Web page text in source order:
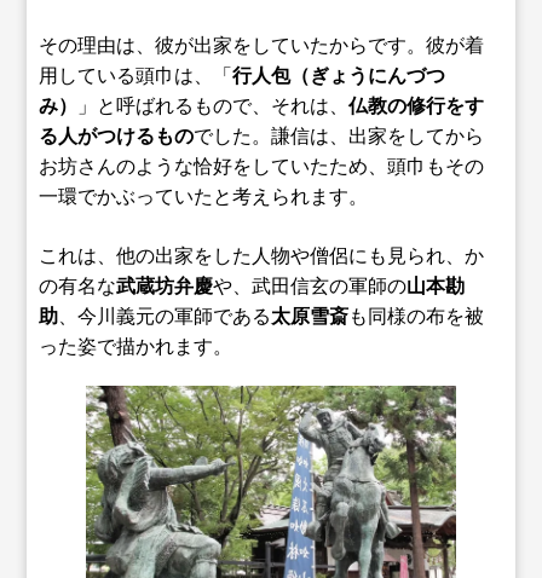
その理由は、彼が出家をしていたからです。彼が着
用している頭巾は、「行人包（ぎょうにんづつ
み）
」と呼ばれるもので、それは、仏教の修行をす
る人がつけるものでした。謙信は、出家をしてから
お坊さんのような恰好をしていたため、頭巾もその
一環でかぶっていたと考えられます。
これは、他の出家をした人物や僧侶にも見られ、か
の有名な武蔵坊弁慶や、武田信玄の軍師の山本勘
助、今川義元の軍師である太原雪斎も同様の布を被
った姿で描かれます。